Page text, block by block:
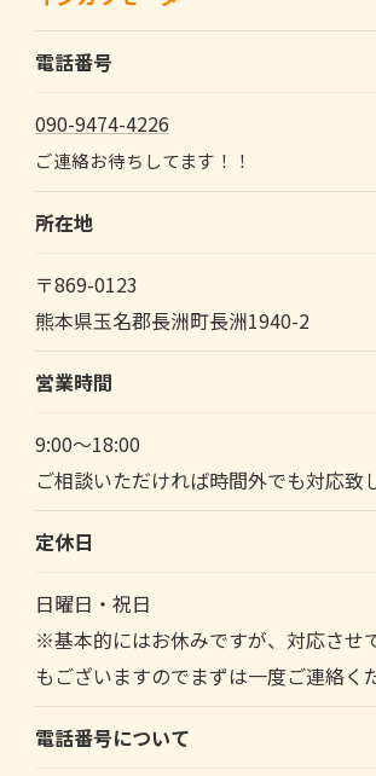
電話番号
090-9474-4226
ご連絡お待ちしてます！！
所在地
〒869-0123
熊本県玉名郡長洲町長洲1940-2
営業時間
9:00～18:00
ご相談いただければ時間外でも対応致
定休日
日曜日・祝日
※基本的にはお休みですが、対応させ
もございますのでまずは一度ご連絡く
電話番号について